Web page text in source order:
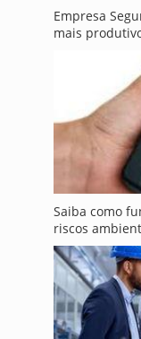
Empresa
mais
Saiba como
riscos